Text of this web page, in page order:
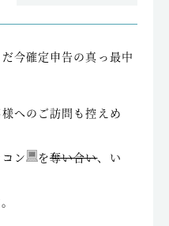
今確定申告の真っ最中
へのご訪問も控えめ
ン
を奪い合い、い